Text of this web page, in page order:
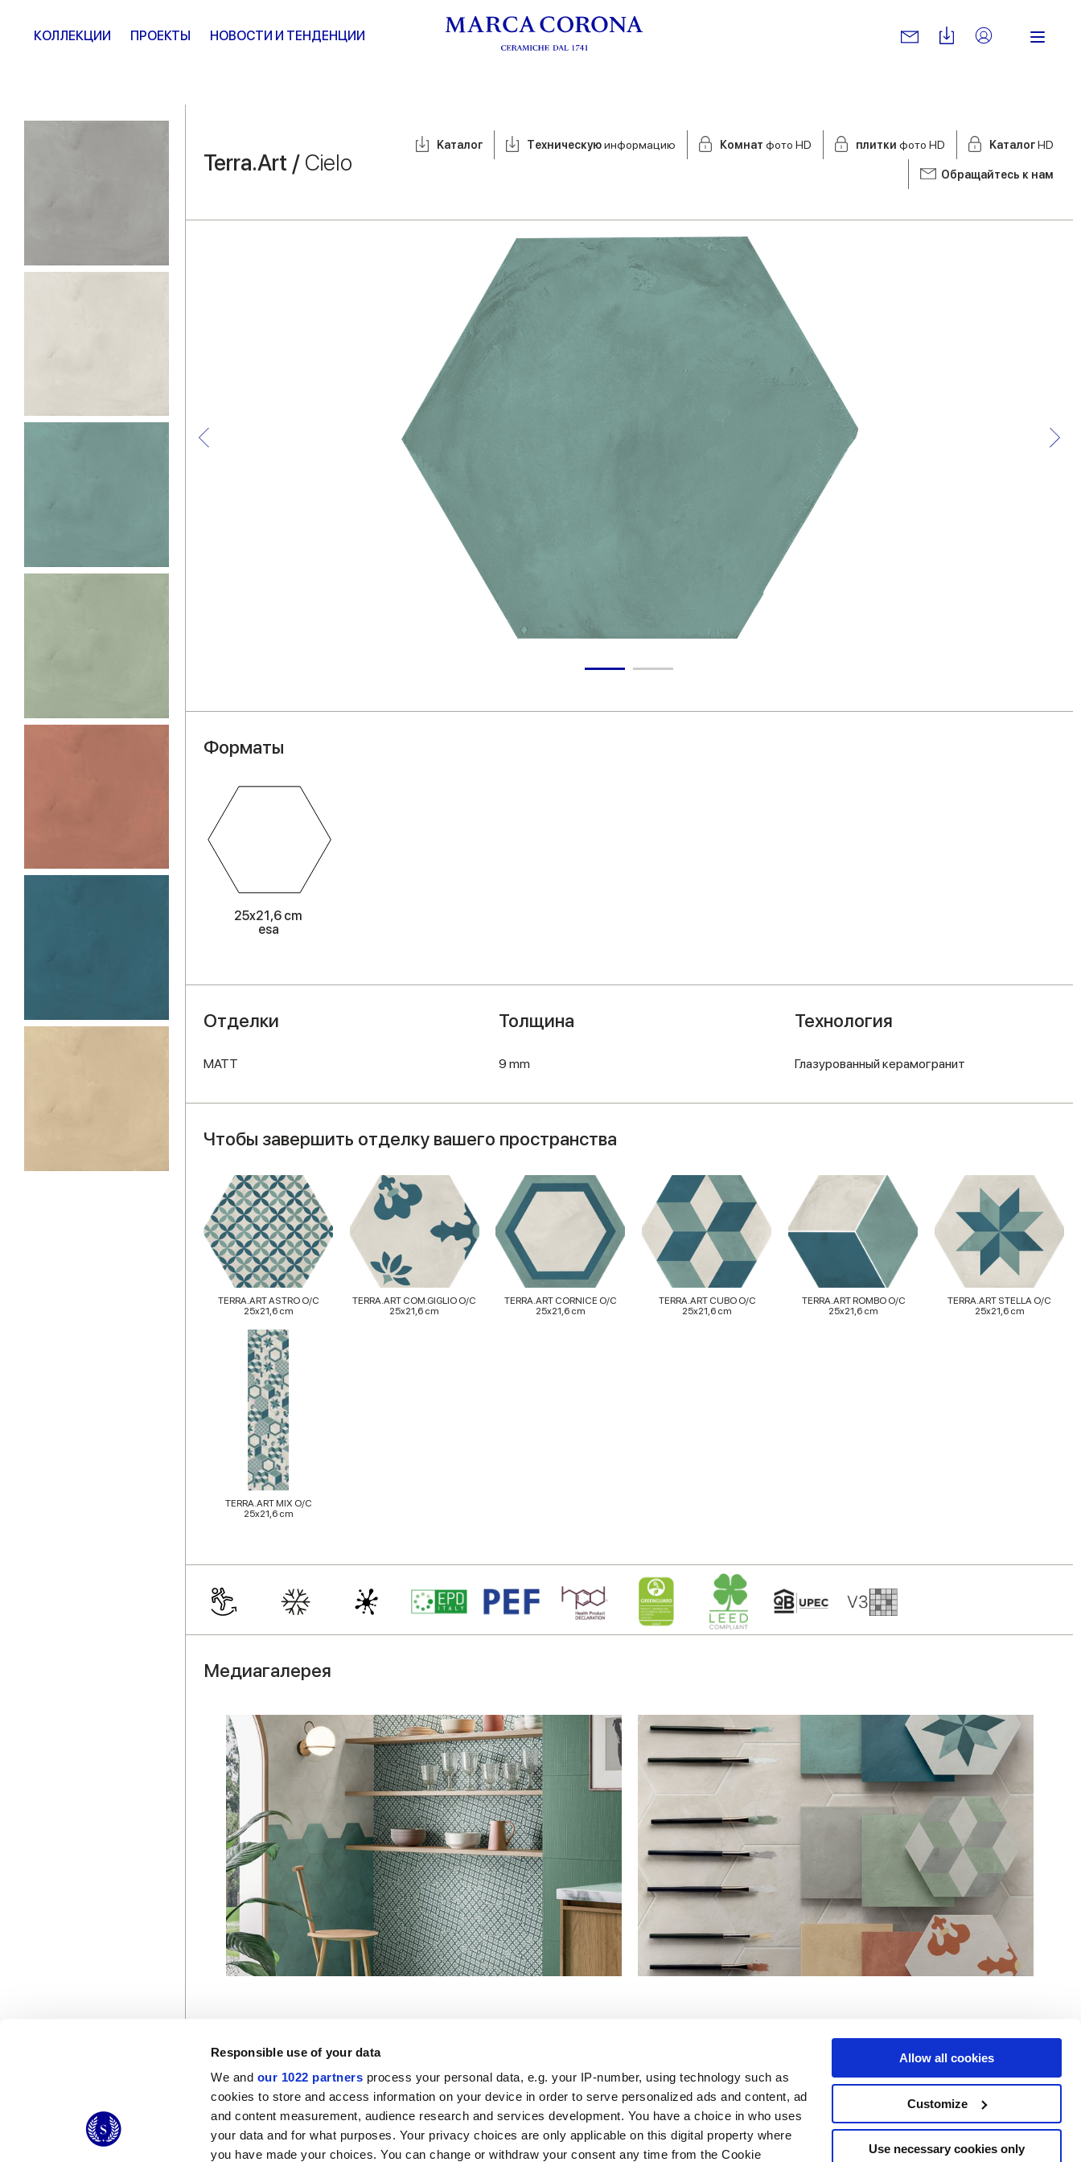
Responsible use of your data
We and our 1022 partners process your personal data, e.g. your IP-number, using technology such as
cookies to store and access information on your device in order to serve personalized ads and content, ad
and content measurement, audience research and services development. You have a choice in who uses
your data and for what purposes. Your privacy choices are only applicable on this digital property where
you have made your choices. You can change or withdraw your consent any time from the Cookie
Allow all cookies
Customize
Use necessary cookies only
КОЛЛЕКЦИИ ПРОЕКТЫ НОВОСТИ И ТЕНДЕНЦИИ
Terra.Art / Cielo
Kаталог Tехническуюинформацию Комнат фото HD плитки фото HD KаталогHD
Обращайтесь к нам
Форматы
25x21,6 cm
esa
Отделки
MATT
Толщина
9 mm
Технология
Глазурованный керамогранит
Чтобы завершить отделку вашего пространства
TERRA.ART ASTRO O/C
25x21,6 cm
TERRA.ART COM.GIGLIO O/C
25x21,6 cm
TERRA.ART CORNICE O/C
25x21,6 cm
TERRA.ART CUBO O/C
25x21,6 cm
TERRA.ART ROMBO O/C
25x21,6 cm
TERRA.ART STELLA O/C
25x21,6 cm
TERRA.ART MIX O/C
25x21,6 cm
Медиагалерея
© 2026 CERAMICHE MARCA CORONA S.P.A.
Ceramiche Marca Corona
S.p.a. - P.IVA: IT00628160368
Via Emilia Romagna 7, 41049 Sassuolo (MO) Italy
T: +39 0536 867200
Полезные ссылки
Моя Marca Corona
Обращайтесь к нам
Юридическая зона
Условия продажи
Файлы cookie
Услуги
Зона загрузки
Территория профессионалов